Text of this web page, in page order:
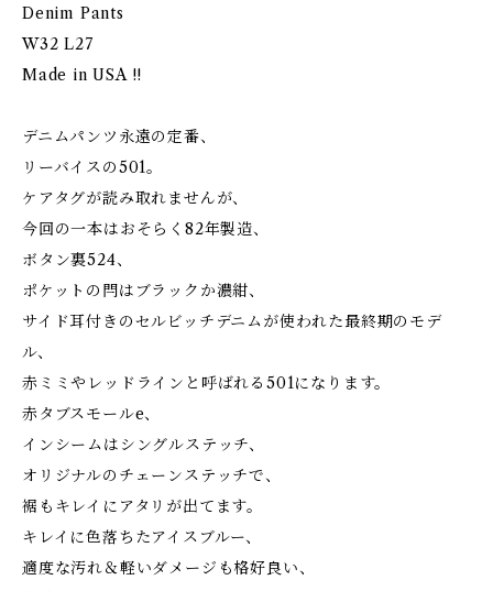
Denim Pants
W32 L27
Made in USA !!
デニムパンツ永遠の定番、
リーバイスの501。
ケアタグが読み取れませんが、
今回の一本はおそらく82年製造、
ボタン裏524、
ポケットの閂はブラックか濃紺、
サイド耳付きのセルビッチデニムが使われた最終期のモデ
ル、
赤ミミやレッドラインと呼ばれる501になります。
赤タブスモールe、
インシームはシングルステッチ、
オリジナルのチェーンステッチで、
裾もキレイにアタリが出てます。
キレイに色落ちたアイスブルー、
適度な汚れ＆軽いダメージも格好良い、